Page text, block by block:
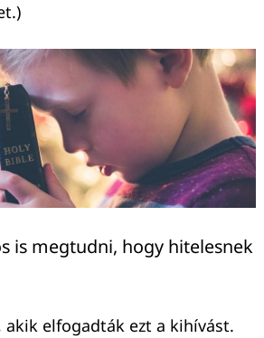
is megtudni, hogy hitelesnek
akik elfogadták ezt a kihívást.